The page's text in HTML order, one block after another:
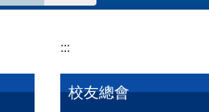
:::
校友總會